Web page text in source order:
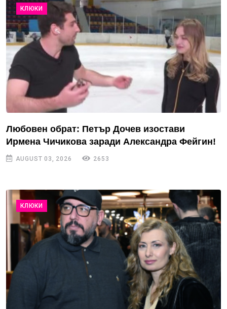
КЛЮКИ
Любовен обрат: Петър Дочев изостави
Ирмена Чичикова заради Александра Фейгин!
AUGUST 03, 2026 2653
КЛЮКИ